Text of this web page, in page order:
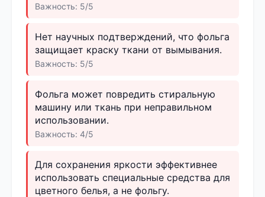
Важность: 5/5
Нет научных подтверждений, что фольга
защищает краску ткани от вымывания.
Важность: 5/5
Фольга может повредить стиральную
машину или ткань при неправильном
использовании.
Важность: 4/5
Для сохранения яркости эффективнее
использовать специальные средства для
цветного белья, а не фольгу.